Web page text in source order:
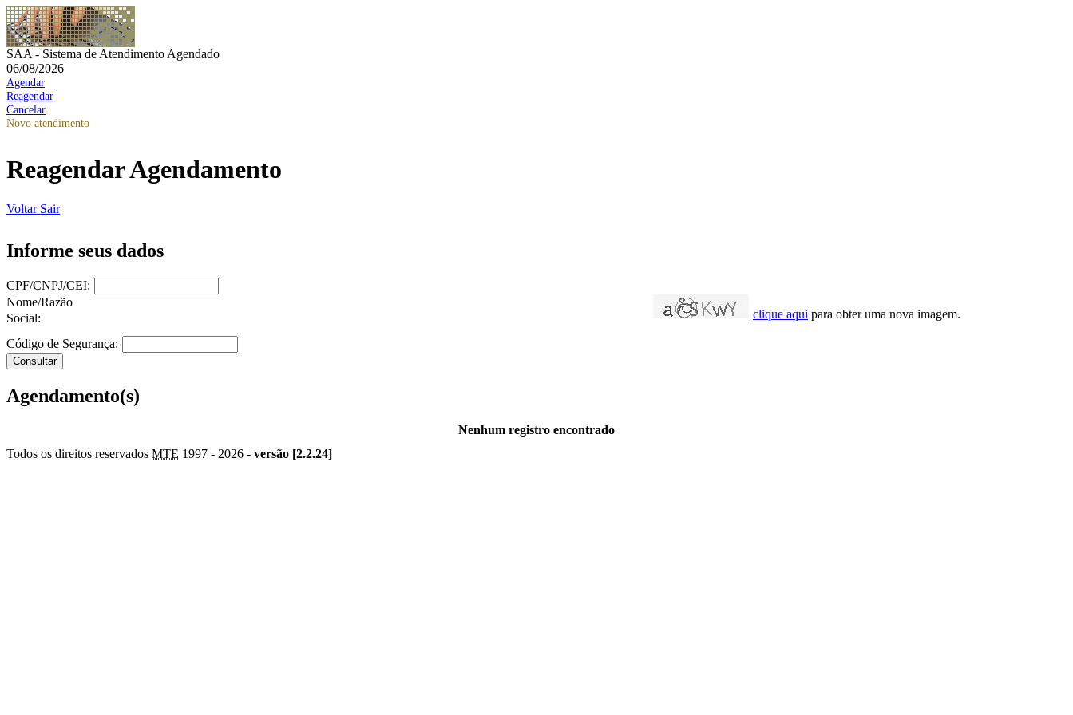
SAA - Sistema de Atendimento Agendado
06/08/2026
Agendar
Reagendar
Cancelar
Novo atendimento
Reagendar Agendamento
Voltar Sair
Informe seus dados
CPF/CNPJ/CEI:
Nome/Razão
Social:
clique aqui para obter uma nova imagem.
Código de Segurança:
Agendamento(s)
Nenhum registro encontrado
Todos os direitos reservados MTE 1997 - 2026 - versão [2.2.24]